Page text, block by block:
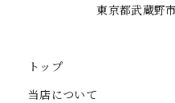
東京都武蔵野
トップ
当店について